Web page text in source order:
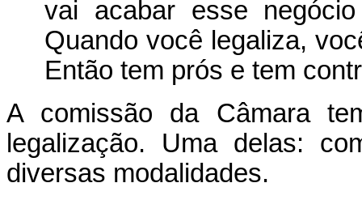
vai acabar esse
Quando você legaliza,
Então tem prós e tem
A comissão da Câmara
legalização. Uma delas:
diversas modalidades.